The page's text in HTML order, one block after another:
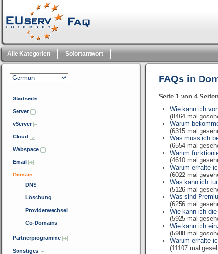
Alle Kategorien Sofortantwort
Startseite
Server
vServer
Cloud
Webspace
Email
Domain
DNS
Löschung
Providerwechsel
Co-Domains
Partnerprogramme
Sonstiges
FAQs in
Seite 1 von 4 Seiten
Wie kann ich
(8464 mal
Warum
(6315 mal
Was muss ich
(6554 mal
Warum
(4610 mal
Warum erhalte
(6022 mal
Was kann ich
(5126 mal
Was sind
(6256 mal
Wie kann ich
(5925 mal
Wie kann ich
(5988 mal
Warum erhalte
(11107 mal